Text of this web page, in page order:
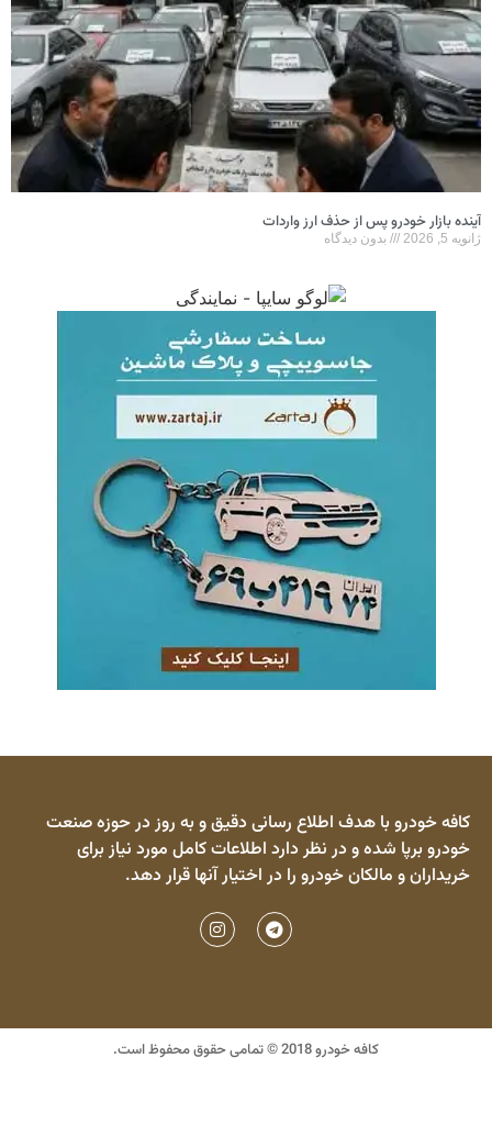
آینده بازار خودرو پس از حذف ارز واردات
ژانویه 5, 2026 بدون دیدگاه
کافه خودرو با هدف اطلاع رسانی دقیق و به روز در حوزه صنعت
خودرو برپا شده و در نظر دارد اطلاعات کامل مورد نیاز برای
خریداران و مالکان خودرو را در اختیار آنها قرار دهد.
کافه خودرو 2018 © تمامی حقوق محفوظ است.